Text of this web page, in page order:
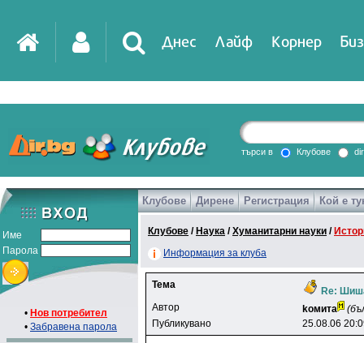
Днес Лайф Корнер
DirTV Impressio
Games
търси в Клубове
Име
Парола
• Нов потребител
• Забравена парола
Клубове Дирене Регистрация Кой е
Клубове / Наука /Хуманитарни науки /
Информация за клуба
Тема
Re:
Автор
koмитa
Публикувано
25.08.06